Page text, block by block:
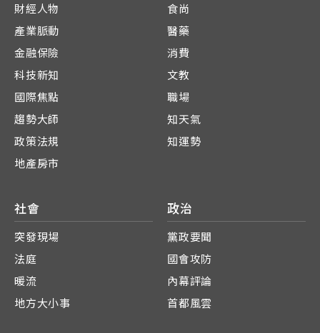
財經人物
產業脈動
金融保險
科技新知
國際焦點
趨勢大師
政策法規
地產房市
食尚
醫藥
消費
文教
職場
知天氣
知運勢
社會
突發現場
法庭
暖流
地方大小事
政治
黨政要聞
國會攻防
內幕評論
首都風雲